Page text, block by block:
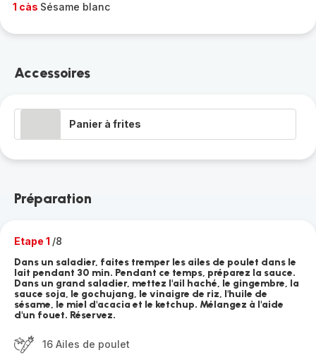
1 càs Sésame blanc
Accessoires
Panier à frites
Préparation
Etape 1 /8
Dans un saladier, faites tremper les ailes de poulet dans le
lait pendant 30 min. Pendant ce temps, préparez la sauce.
Dans un grand saladier, mettez l'ail haché, le gingembre, la
sauce soja, le gochujang, le vinaigre de riz, l'huile de
sésame, le miel d'acacia et le ketchup. Mélangez à l'aide
d'un fouet. Réservez.
16 Ailes de poulet